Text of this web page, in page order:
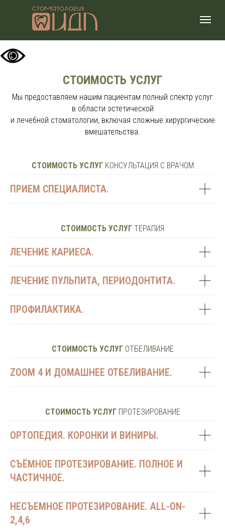
СТОИМОСТЬ УСЛУГ
Мы предоставляем нашим пациентам полный спектр услуг
в области эстетической
и лечебной стоматологии, включая сложные хирургические
вмешательства.
СТОИМОСТЬ УСЛУГ КОНСУЛЬТАЦИЯ С ВРАЧОМ
ПРИЕМ СПЕЦИАЛИСТА.
СТОИМОСТЬ УСЛУГ ТЕРАПИЯ
ЛЕЧЕНИЕ КАРИЕСА.
ЛЕЧЕНИЕ ПУЛЬПИТА, ПЕРИОДОНТИТА.
ПРОФИЛАКТИКА.
СТОИМОСТЬ УСЛУГ ОТБЕЛИВАНИЕ
ZOOM 4 И ДОМАШНЕЕ ОТБЕЛИВАНИЕ.
СТОИМОСТЬ УСЛУГ ПРОТЕЗИРОВАНИЕ
ОРТОПЕДИЯ. КОРОНКИ И ВИНИРЫ.
СЪЁМНОЕ ПРОТЕЗИРОВАНИЕ. ПОЛНОЕ И
ЧАСТИЧНОЕ.
НЕСЪЕМНОЕ ПРОТЕЗИРОВАНИЕ. ALL-ON-
2,4,6